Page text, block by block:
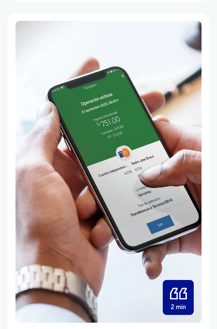
2 min